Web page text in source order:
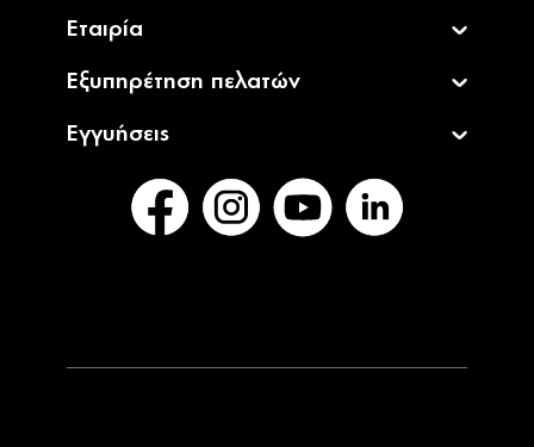
Εταιρία
Εξυπηρέτηση πελατών
Εγγυήσεις